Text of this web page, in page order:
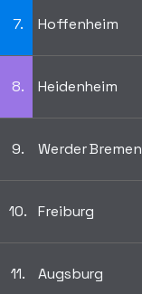
7. Hoffenheim
8. Heidenheim
9. Werder Bremen
10. Freiburg
11. Augsburg